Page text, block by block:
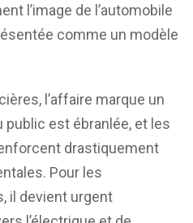
l’image de l’automobile
comme un modèle
l’affaire marque un
public est ébranlée, et les
drastiquement
Pour les
il devient urgent